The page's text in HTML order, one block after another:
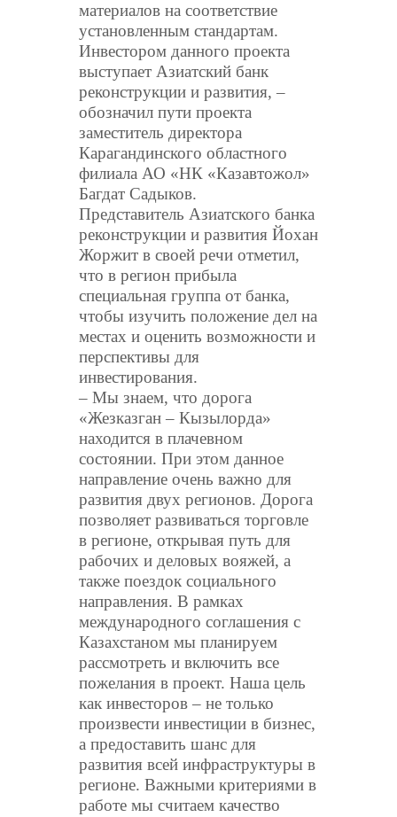
материалов на соответствие
установленным стандартам.
Инвестором данного проекта
выступает Азиатский банк
реконструкции и развития, –
обозначил пути проекта
заместитель директора
Карагандинского областного
филиала АО «НК «Казавтожол»
Багдат Садыков.
Представитель Азиатского банка
реконструкции и развития Йохан
Жоржит в своей речи отметил,
что в регион прибыла
специальная группа от банка,
чтобы изучить положение дел на
местах и оценить возможности и
перспективы для
инвестирования.
– Мы знаем, что дорога
«Жезказган – Кызылорда»
находится в плачевном
состоянии. При этом данное
направление очень важно для
развития двух регионов. Дорога
позволяет развиваться торговле
в регионе, открывая путь для
рабочих и деловых вояжей, а
также поездок социального
направления. В рамках
международного соглашения с
Казахстаном мы планируем
рассмотреть и включить все
пожелания в проект. Наша цель
как инвесторов – не только
произвести инвестиции в бизнес,
а предоставить шанс для
развития всей инфраструктуры в
регионе. Важными критериями в
работе мы считаем качество